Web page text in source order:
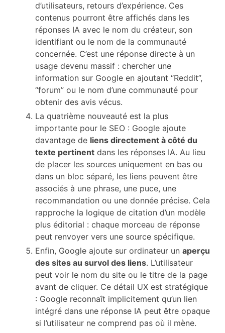
d’utilisateurs, retours d’expérience. Ces
contenus pourront être affichés dans les
réponses IA avec le nom du créateur, son
identifiant ou le nom de la communauté
concernée. C’est une réponse directe à un
usage devenu massif : chercher une
information sur Google en ajoutant “Reddit”,
“forum” ou le nom d’une communauté pour
obtenir des avis vécus.
La quatrième nouveauté est la plus
importante pour le SEO : Google ajoute
davantage de liens directement à côté du
texte pertinent dans les réponses IA. Au lieu
de placer les sources uniquement en bas ou
dans un bloc séparé, les liens peuvent être
associés à une phrase, une puce, une
recommandation ou une donnée précise. Cela
rapproche la logique de citation d’un modèle
plus éditorial : chaque morceau de réponse
peut renvoyer vers une source spécifique.
Enfin, Google ajoute sur ordinateur un aperçu
des sites au survol des liens. L’utilisateur
peut voir le nom du site ou le titre de la page
avant de cliquer. Ce détail UX est stratégique
: Google reconnaît implicitement qu’un lien
intégré dans une réponse IA peut être opaque
si l’utilisateur ne comprend pas où il mène.